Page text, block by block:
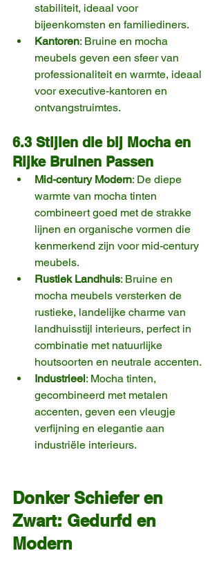
stabiliteit, ideaal voor
bijeenkomsten en familiediners.
Kantoren: Bruine en mocha
meubels geven een sfeer van
professionaliteit en warmte, ideaal
voor executive-kantoren en
ontvangstruimtes.
6.3 Stijlen die bij Mocha en
Rijke Bruinen Passen
Mid-century Modern: De diepe
warmte van mocha tinten
combineert goed met de strakke
lijnen en organische vormen die
kenmerkend zijn voor mid-century
meubels.
Rustiek Landhuis: Bruine en
mocha meubels versterken de
rustieke, landelijke charme van
landhuisstijl interieurs, perfect in
combinatie met natuurlijke
houtsoorten en neutrale accenten.
Industrieel: Mocha tinten,
gecombineerd met metalen
accenten, geven een vleugje
verfijning en elegantie aan
industriële interieurs.
Donker Schiefer en
Zwart: Gedurfd en
Modern